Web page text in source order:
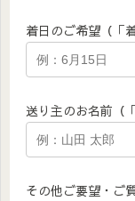
着日のご希望（「
送り主のお名前（
その他ご要望・ご